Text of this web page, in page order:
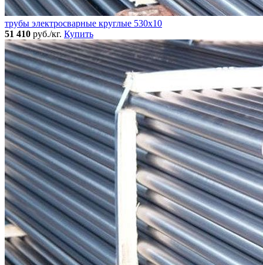
трубы электросварные круглые 530x10
51 410 руб./кг. Купить